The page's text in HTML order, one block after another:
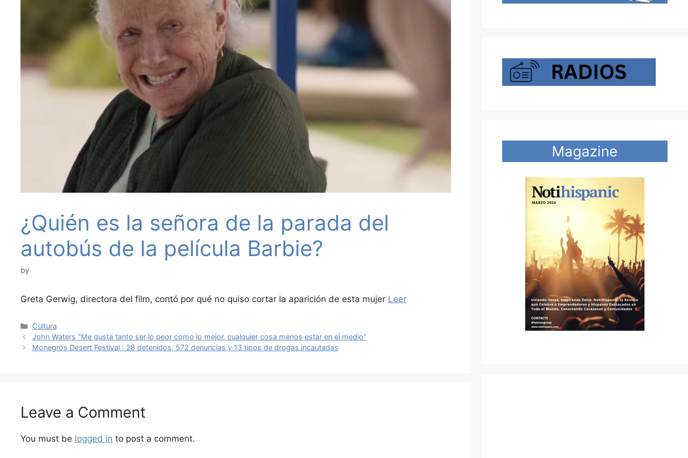
¿Quién es la señora de la parada del
autobús de la película Barbie?
by
Greta Gerwig, directora del film, contó por qué no quiso cortar la aparición de esta mujer Leer
Categories
Cultura
John Waters “Me gusta tanto ser lo peor como lo mejor, cualquier cosa menos estar en el medio”
Monegros Desert Festival : 28 detenidos, 572 denuncias y 13 tipos de drogas incautadas
Leave a Comment
You must be logged in to post a comment.
Magazine